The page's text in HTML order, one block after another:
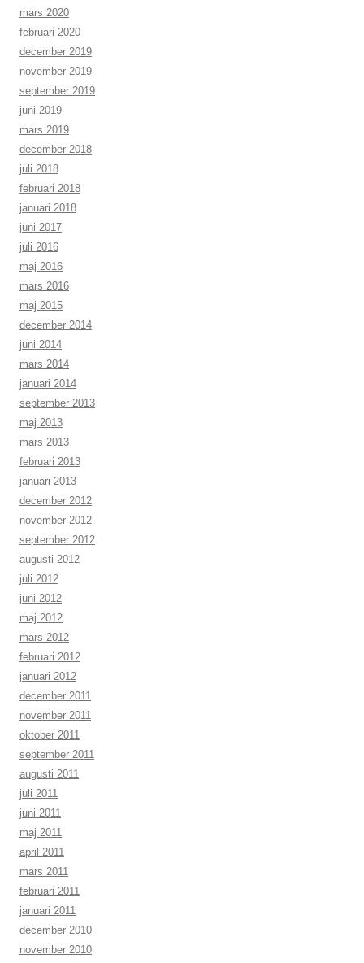
mars 2020
februari 2020
december 2019
november 2019
september 2019
juni 2019
mars 2019
december 2018
juli 2018
februari 2018
januari 2018
juni 2017
juli 2016
maj 2016
mars 2016
maj 2015
december 2014
juni 2014
mars 2014
januari 2014
september 2013
maj 2013
mars 2013
februari 2013
januari 2013
december 2012
november 2012
september 2012
augusti 2012
juli 2012
juni 2012
maj 2012
mars 2012
februari 2012
januari 2012
december 2011
november 2011
oktober 2011
september 2011
augusti 2011
juli 2011
juni 2011
maj 2011
april 2011
mars 2011
februari 2011
januari 2011
december 2010
november 2010